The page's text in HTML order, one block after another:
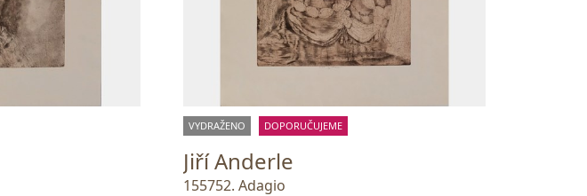
VYDRAŽENO DOPORUČUJEME
Jiří Anderle
155752. Adagio